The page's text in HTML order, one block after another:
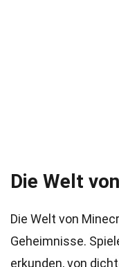
Die Welt
Die Welt von
Geheimnisse.
erkunden, von